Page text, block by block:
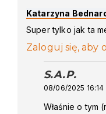
Katarzyna
Super tylko jak ta
Zaloguj się, aby
S.A.P.says:
08/06/2025 16:14
Właśnie o tym